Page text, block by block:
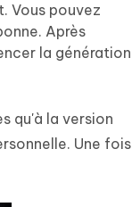
Vous pouvez
Après
la génération
qu'à la version
Une fois